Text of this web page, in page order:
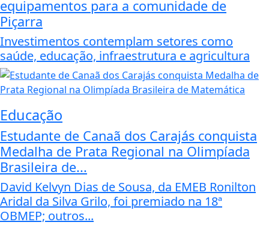
equipamentos para a comunidade de
Piçarra
Investimentos contemplam setores como
saúde, educação, infraestrutura e agricultura
Educação
Estudante de Canaã dos Carajás conquista
Medalha de Prata Regional na Olimpíada
Brasileira de...
David Kelvyn Dias de Sousa, da EMEB Ronilton
Aridal da Silva Grilo, foi premiado na 18ª
OBMEP; outros...